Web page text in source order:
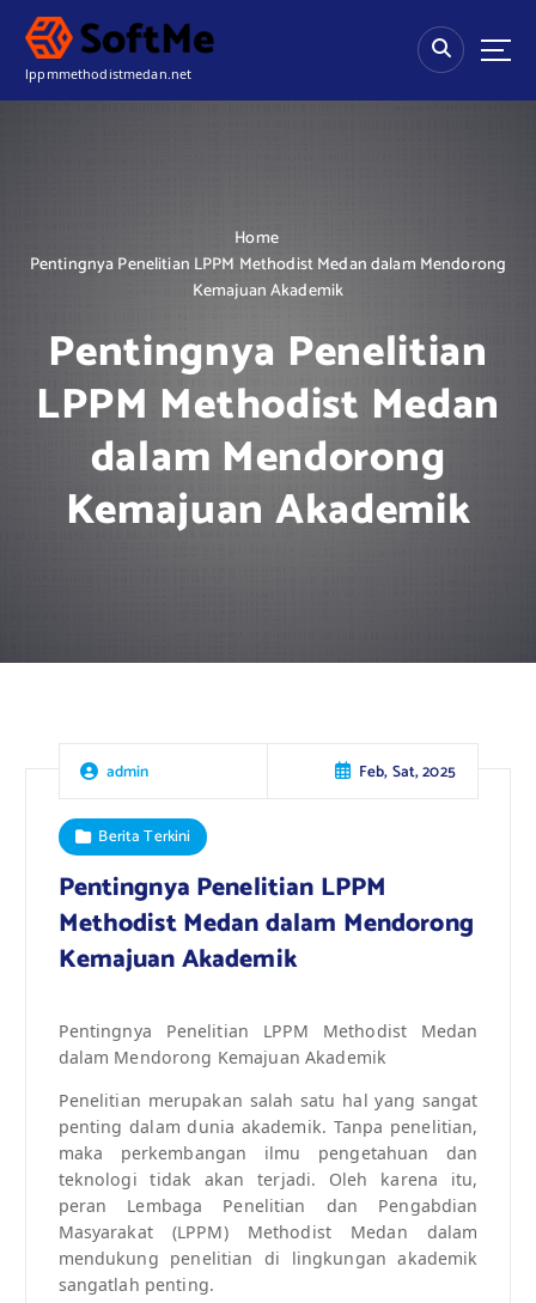
lppmmethodistmedan.net
Home
Pentingnya Penelitian LPPM Methodist Medan dalam Mendorong
Kemajuan Akademik
Pentingnya Penelitian
LPPM Methodist Medan
dalam Mendorong
Kemajuan Akademik
admin Feb, Sat, 2025
Berita Terkini
Pentingnya Penelitian LPPM
Methodist Medan dalam Mendorong
Kemajuan Akademik
Pentingnya Penelitian LPPM Methodist Medan
dalam Mendorong Kemajuan Akademik
Penelitian merupakan salah satu hal yang sangat
penting dalam dunia akademik. Tanpa penelitian,
maka perkembangan ilmu pengetahuan dan
teknologi tidak akan terjadi. Oleh karena itu,
peran Lembaga Penelitian dan Pengabdian
Masyarakat (LPPM) Methodist Medan dalam
mendukung penelitian di lingkungan akademik
sangatlah penting.